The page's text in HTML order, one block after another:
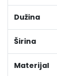
Dužina
Širina
Materijal